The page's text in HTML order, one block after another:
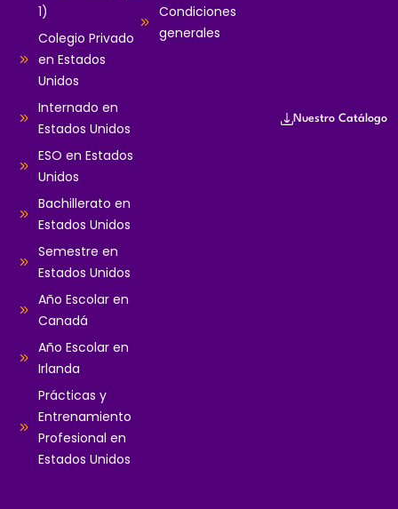
Nuestro Catálogo
1)
Colegio Privado
en Estados
Unidos
Internado en
Estados Unidos
ESO en Estados
Unidos
Bachillerato en
Estados Unidos
Semestre en
Estados Unidos
Año Escolar en
Canadá
Año Escolar en
Irlanda
Prácticas y
Entrenamiento
Profesional en
Estados Unidos
Condiciones
generales